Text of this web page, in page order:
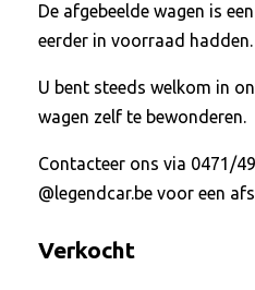
De afgebeelde wagen is
eerder in voorraad hadden.
U bent steeds welkom in
wagen zelf te bewonderen.
Contacteer ons via 0471/
@legendcar.be voor een
Verkocht